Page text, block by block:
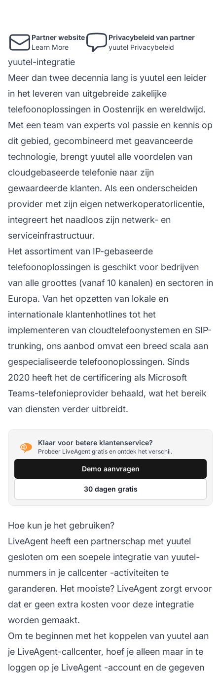
Partner website
Learn More
Privacybeleid van partner
yuutel Privacybeleid
yuutel-integratie
Meer dan twee decennia lang is yuutel een leider
in het leveren van uitgebreide zakelijke
telefoonoplossingen in Oostenrijk en wereldwijd.
Met een team van experts vol passie en kennis op
dit gebied, gecombineerd met geavanceerde
technologie, brengt yuutel alle voordelen van
cloudgebaseerde telefonie naar zijn
gewaardeerde klanten. Als een onderscheiden
provider met zijn eigen netwerkoperatorlicentie,
integreert het naadloos zijn netwerk- en
serviceinfrastructuur.
Het assortiment van IP-gebaseerde
telefoonoplossingen is geschikt voor bedrijven
van alle groottes (vanaf 10 kanalen) en sectoren in
Europa. Van het opzetten van lokale en
internationale klantenhotlines tot het
implementeren van cloudtelefoonystemen en SIP-
trunking, ons aanbod omvat een breed scala aan
gespecialiseerde telefoonoplossingen. Sinds
2020 heeft het de certificering als Microsoft
Teams-telefonieprovider behaald, wat het bereik
van diensten verder uitbreidt.
Klaar voor betere klantenservice?
Probeer LiveAgent gratis en ontdek het verschil.
Demo aanvragen
30 dagen gratis
Hoe kun je het gebruiken?
LiveAgent heeft een partnerschap met yuutel
gesloten om een soepele integratie van yuutel-
nummers in je callcenter -activiteiten te
garanderen. Het mooiste? LiveAgent zorgt ervoor
dat er geen extra kosten voor deze integratie
worden gemaakt.
Om te beginnen met het koppelen van yuutel aan
je LiveAgent-callcenter, hoef je alleen maar in te
loggen op je LiveAgent -account en de gegeven